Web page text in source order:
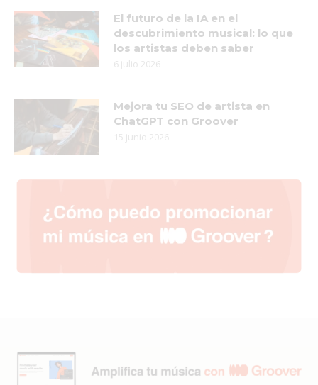
El futuro de la IA en el
descubrimiento musical: lo que
los artistas deben saber
6 julio 2026
Mejora tu SEO de artista en
ChatGPT con Groover
15 junio 2026